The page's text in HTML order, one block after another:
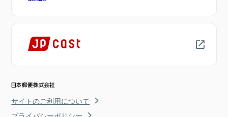
サイトのご利用について